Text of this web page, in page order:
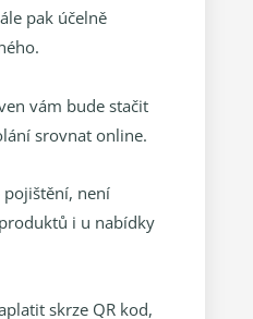
pak účelně
vám bude stačit
srovnat online.
pojištění, není
i u nabídky
skrze QR kod,